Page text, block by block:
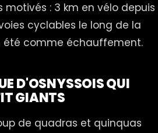
motivés : 3 km en vélo depuis
cyclables le long de la
été comme échauffement.
D'OSNYSSOIS QUI
GIANTS
de quadras et quinquas